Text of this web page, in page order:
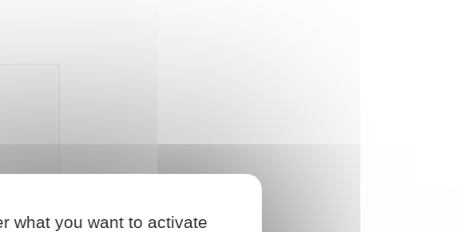
what you want to activate